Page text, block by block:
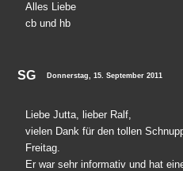
Alles Liebe
cb und hb
SG Donnerstag, 15. September 2011
Liebe Jutta, lieber Ralf,
vielen Dank für den tollen
Freitag.
Er war sehr informativ und hat